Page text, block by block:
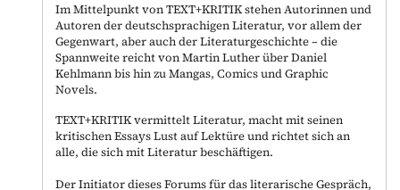
Im Mittelpunkt von TEXT+KRITIK stehen Autorinnen und
Autoren der deutschsprachigen Literatur, vor allem der
Gegenwart, aber auch der Literaturgeschichte – die
Spannweite reicht von Martin Luther über Daniel
Kehlmann bis hin zu Mangas, Comics und Graphic
Novels.
TEXT+KRITIK vermittelt Literatur, macht mit seinen
kritischen Essays Lust auf Lektüre und richtet sich an
alle, die sich mit Literatur beschäftigen.
Der Initiator dieses Forums für das literarische Gespräch,